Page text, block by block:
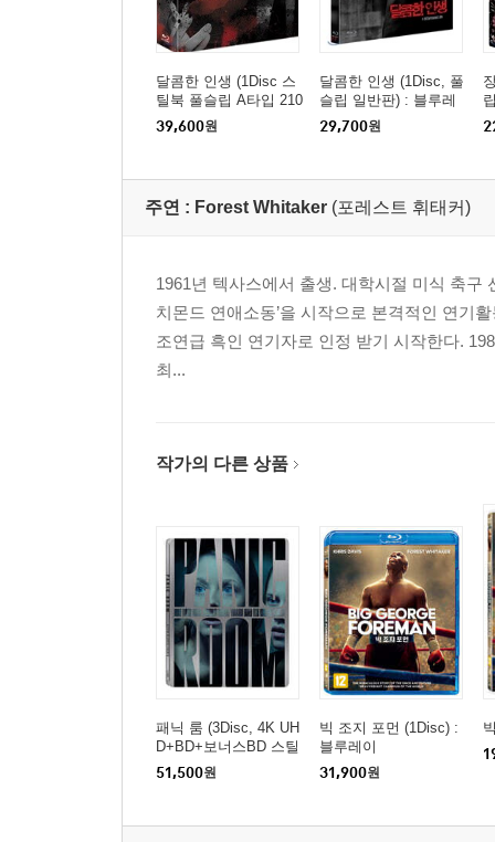
달콤한 인생 (1Disc 스
틸북 풀슬립 A타입 210
0장 한정) : 블루레이
39,600원
달콤한 인생 (1Disc, 풀
슬립 일반판) : 블루레
이
29,700원
주연 : Forest Whitaker (포레스트 휘태커)
1961년 텍사스에서 출생. 대학시절 미식 축구
치몬드 연애소동’을 시작으로 본격적인 연기활
조연급 흑인 연기자로 인정 받기 시작한다.
최...
작가의 다른 상품
패닉 룸 (3Disc, 4K UH
D+BD+보너스BD 스틸
북 한정판) : 블루레이
51,500원
빅 조지 포먼 (1Disc) :
블루레이
31,900원